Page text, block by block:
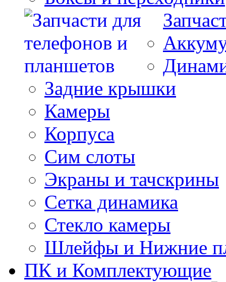
Задние крышки
Камеры
Корпуса
Сим слоты
Экраны и тачскрины
Сетка динамика
Стекло камеры
Шлейфы и Нижние
ПК и Комплектующие